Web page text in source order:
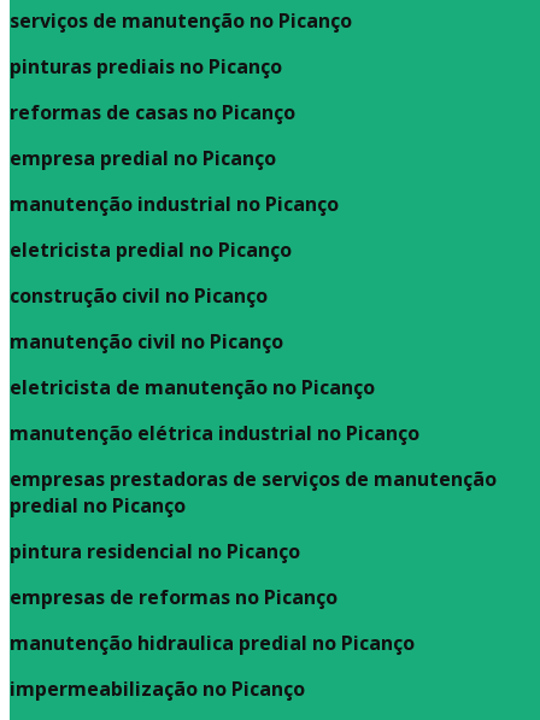
serviços de manutenção no Picanço
pinturas prediais no Picanço
reformas de casas no Picanço
empresa predial no Picanço
manutenção industrial no Picanço
eletricista predial no Picanço
construção civil no Picanço
manutenção civil no Picanço
eletricista de manutenção no Picanço
manutenção elétrica industrial no Picanço
empresas prestadoras de serviços de manutenção
predial no Picanço
pintura residencial no Picanço
empresas de reformas no Picanço
manutenção hidraulica predial no Picanço
impermeabilização no Picanço